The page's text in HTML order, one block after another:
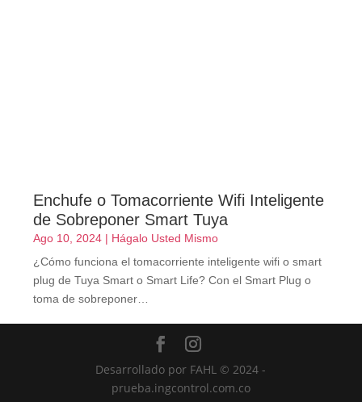
Enchufe o Tomacorriente Wifi Inteligente
de Sobreponer Smart Tuya
Ago 10, 2024 | Hágalo Usted Mismo
¿Cómo funciona el tomacorriente inteligente wifi o smart
plug de Tuya Smart o Smart Life? Con el Smart Plug o
toma de sobreponer…
Desarrollado por FAHL © 2024 -
prueba.ingcontrol.com.co